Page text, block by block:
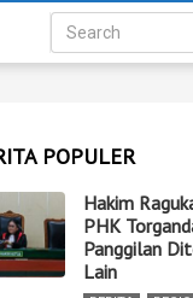
POPULER
Hakim
PHK
Panggilan
Lain